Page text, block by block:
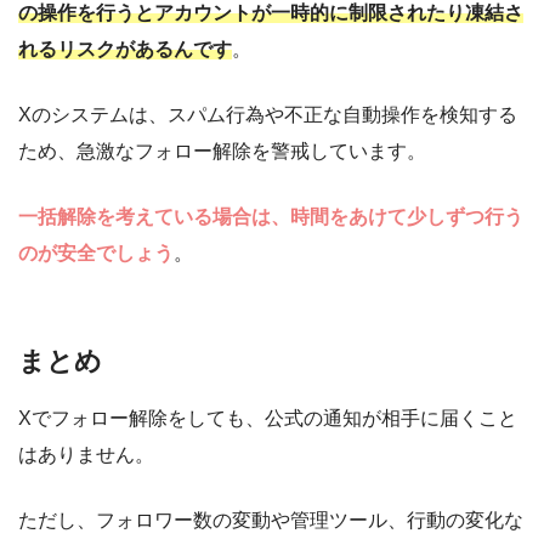
の操作を行うとアカウントが一時的に制限されたり凍結さ
れるリスクがあるんです。
Xのシステムは、スパム行為や不正な自動操作を検知する
ため、急激なフォロー解除を警戒しています。
一括解除を考えている場合は、時間をあけて少しずつ行う
のが安全でしょう 。
まとめ
Xでフォロー解除をしても、公式の通知が相手に届くこと
はありません。
ただし、フォロワー数の変動や管理ツール、行動の変化な